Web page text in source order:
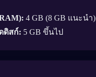
4 GB (8 GB แนะนำ)
ดิสก์: 5 GB ขึ้นไป